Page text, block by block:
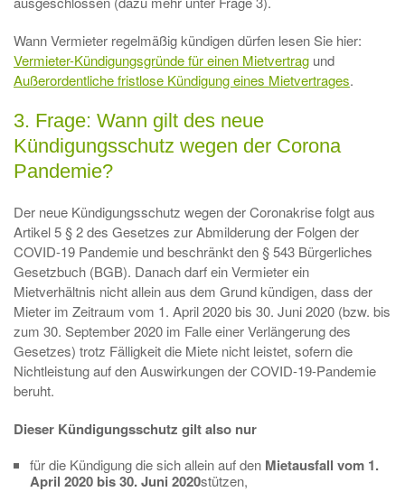
Wann Vermieter regelmäßig kündigen dürfen lesen Sie hier:
Vermieter-Kündigungsgründe für einen Mietvertrag und
Außerordentliche fristlose Kündigung eines Mietvertrages.
3. Frage: Wann gilt des neue
Kündigungsschutz wegen der Corona
Pandemie?
Der neue Kündigungsschutz wegen der Coronakrise folgt aus
Artikel 5 § 2 des Gesetzes zur Abmilderung der Folgen der
COVID-19 Pandemie und beschränkt den § 543 Bürgerliches
Gesetzbuch (BGB). Danach darf ein Vermieter ein
Mietverhältnis nicht allein aus dem Grund kündigen, dass der
Mieter im Zeitraum vom 1. April 2020 bis 30. Juni 2020 (bzw. bis
zum 30. September 2020 im Falle einer Verlängerung des
Gesetzes) trotz Fälligkeit die Miete nicht leistet, sofern die
Nichtleistung auf den Auswirkungen der COVID-19-Pandemie
beruht.
Dieser Kündigungsschutz gilt also nur
für die Kündigung die sich allein auf den Mietausfall vom 1.
April 2020 bis 30. Juni 2020stützen,